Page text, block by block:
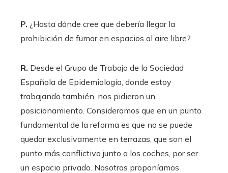
P. ¿Hasta dónde cree que debería llegar la
prohibición de fumar en espacios al aire libre?
R. Desde el Grupo de Trabajo de la Sociedad
Española de Epidemiología, donde estoy
trabajando también, nos pidieron un
posicionamiento. Consideramos que en un punto
fundamental de la reforma es que no se puede
quedar exclusivamente en terrazas, que son el
punto más conflictivo junto a los coches, por ser
un espacio privado. Nosotros proponíamos